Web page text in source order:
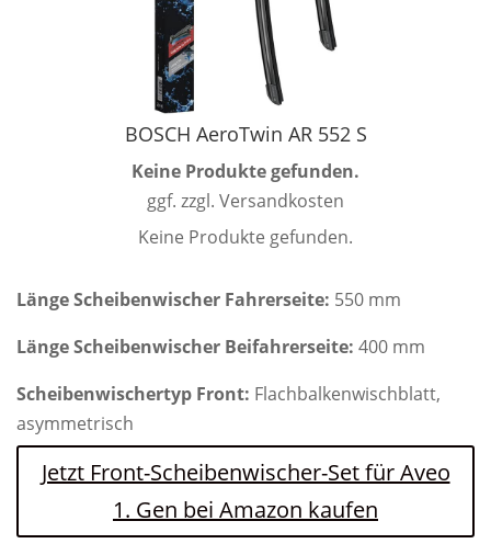
BOSCH AeroTwin AR 552 S
Keine Produkte gefunden.
ggf. zzgl. Versandkosten
Keine Produkte gefunden.
Länge Scheibenwischer Fahrerseite: 550 mm
Länge Scheibenwischer Beifahrerseite: 400 mm
Scheibenwischertyp Front: Flachbalkenwischblatt,
asymmetrisch
Jetzt Front-Scheibenwischer-Set für Aveo
1. Gen bei Amazon kaufen